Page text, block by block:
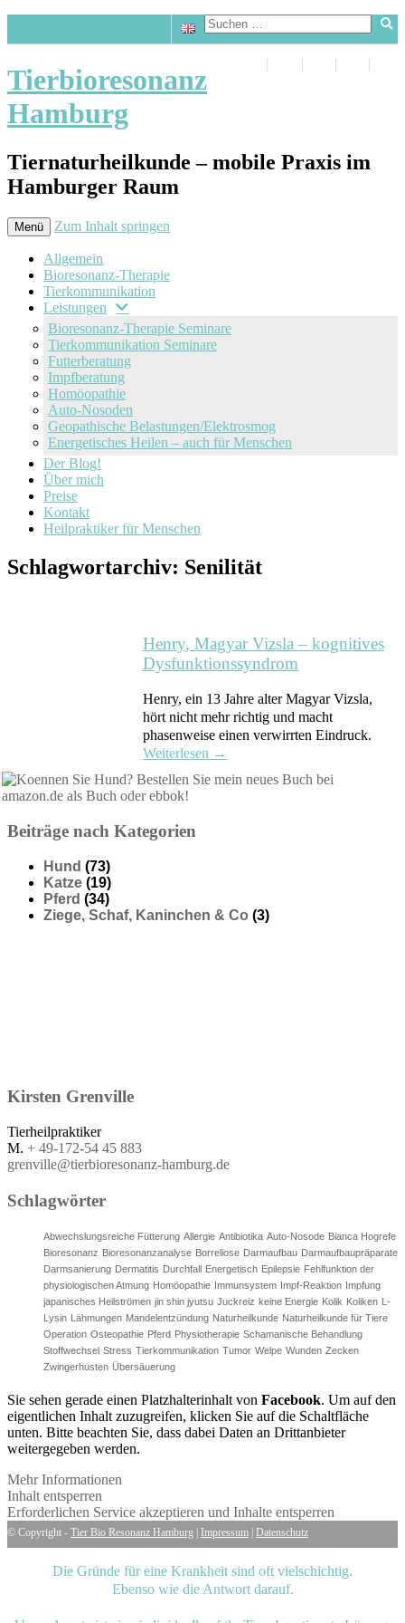
Tierbioresonanz
Hamburg
Tiernaturheilkunde – mobile Praxis im
Hamburger Raum
Menü Zum Inhalt springen
Allgemein
Bioresonanz-Therapie
Tierkommunikation
Leistungen
Bioresonanz-Therapie Seminare
Tierkommunikation Seminare
Futterberatung
Impfberatung
Homöopathie
Auto-Nosoden
Geopathische Belastungen/Elektrosmog
Energetisches Heilen – auch für Menschen
Der Blog!
Über mich
Preise
Kontakt
Heilpraktiker für Menschen
Schlagwortarchiv: Senilität
Henry, Magyar Vizsla – kognitives
Dysfunktionssyndrom
Henry, ein 13 Jahre alter Magyar Vizsla,
hört nicht mehr richtig und macht
phasenweise einen verwirrten Eindruck.
Weiterlesen →
Beiträge nach Kategorien
Hund (73)
Katze (19)
Pferd (34)
Ziege, Schaf, Kaninchen & Co (3)
Kirsten Grenville
Tierheilpraktiker
M. + 49-172-54 45 883
grenville@tierbioresonanz-hamburg.de
Schlagwörter
Abwechslungsreiche Fütterung Allergie Antibiotika Auto-Nosode Bianca Hogrefe
Bioresonanz Bioresonanzanalyse Borreliose Darmaufbau Darmaufbaupräparate
Darmsanierung Dermatitis Durchfall Energetisch Epilepsie Fehlfunktion der
physiologischen Atmung Homöopathie Immunsystem Impf-Reaktion Impfung
japanisches Heilströmen jin shin jyutsu Juckreiz keine Energie Kolik Koliken
L-
Lysin
Lähmungen Mandelentzündung Naturheilkunde Naturheilkunde für Tiere
Operation Osteopathie Pferd Physiotherapie Schamanische Behandlung
Stoffwechsel Stress Tierkommunikation Tumor Welpe Wunden Zecken
Zwingerhusten Übersäuerung
Sie sehen gerade einen Platzhalterinhalt von Facebook. Um auf den
eigentlichen Inhalt zuzugreifen, klicken Sie auf die Schaltfläche
unten. Bitte beachten Sie, dass dabei Daten an Drittanbieter
weitergegeben werden.
Mehr Informationen
Inhalt entsperren
Erforderlichen Service akzeptieren und Inhalte entsperren
© Copyright - Tier Bio Resonanz Hamburg Impressum Datenschutz
Die Gründe für eine Krankheit sind oft vielschichtig.
Ebenso wie die Antwort darauf.